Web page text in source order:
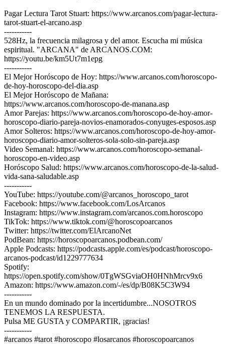
Pagar Lectura Tarot Stuart: https://www.arcanos.com/pagar-lectura-
tarot-stuart-el-arcano.asp
-----------
528Hz, la frecuencia milagrosa y del amor. Escucha mi música
espiritual. "ARCANA" de ARCANOS.COM:
https://youtu.be/km5Ut7m1epg
-----------
El Mejor Horóscopo de Hoy: https://www.arcanos.com/horoscopo-
de-hoy-horoscopo-del-dia.asp
El Mejor Horóscopo de Mañana:
https://www.arcanos.com/horoscopo-de-manana.asp
Amor Parejas: https://www.arcanos.com/horoscopo-de-hoy-amor-
horoscopo-diario-pareja-novios-enamorados-conyuges-esposos.asp
Amor Solteros: https://www.arcanos.com/horoscopo-de-hoy-amor-
horoscopo-diario-amor-solteros-sola-solo-sin-pareja.asp
Video Semanal: https://www.arcanos.com/horoscopo-semanal-
horoscopo-en-video.asp
Horóscopo Salud: https://www.arcanos.com/horoscopo-de-la-salud-
vida-sana-saludable.asp
-----------
YouTube: https://youtube.com/@arcanos_horoscopo_tarot
Facebook: https://www.facebook.com/LosArcanos
Instagram: https://www.instagram.com/arcanos.com.horoscopo
TikTok: https://www.tiktok.com/@horoscopoarcanos
Twitter: https://twitter.com/ElArcanoNet
PodBean: https://horoscopoarcanos.podbean.com/
Apple Podcasts: https://podcasts.apple.com/es/podcast/horoscopo-
arcanos-podcast/id1229777634
Spotify:
https://open.spotify.com/show/0TgWSGviaOH0HNhMrcv9x6
Amazon: https://www.amazon.com/-/es/dp/B08K5C3W94
-----------
En un mundo dominado por la incertidumbre...NOSOTROS
TENEMOS LA RESPUESTA.
Pulsa ME GUSTA y COMPARTIR, ¡gracias!
-----------
#arcanos #tarot #horoscopo #losarcanos #horoscopoarcanos